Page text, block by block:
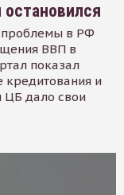
проблемы в РФ
ВВП в
показал
кредитования и
ЦБ дало свои